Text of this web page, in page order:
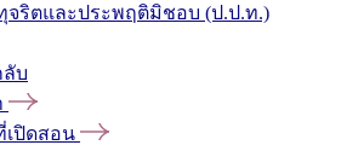
จริตและประพฤติมิชอบ (ป.ป.ท.)
บ
ปิดสอน